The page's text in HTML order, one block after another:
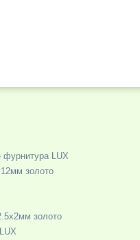
фурнитура LUX
золото
золото